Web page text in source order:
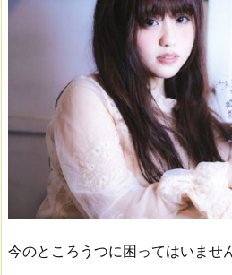
今のところうつに困ってはいませ